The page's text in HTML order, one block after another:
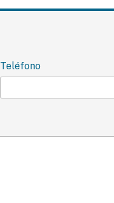
Teléfono